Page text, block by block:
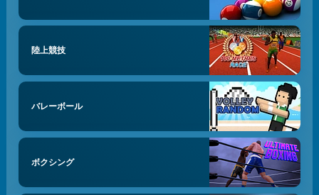
陸上競技
バレーボール
ボクシング